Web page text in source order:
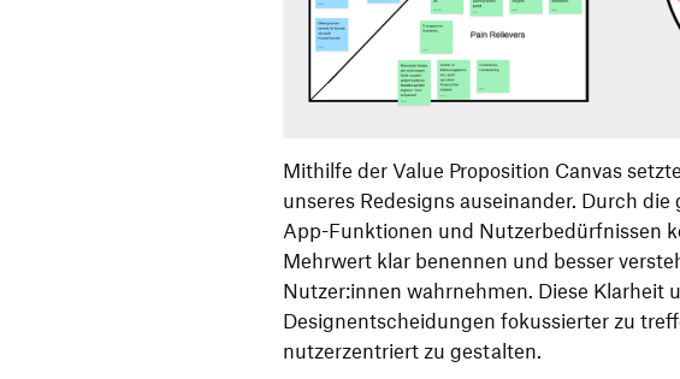
Mithilfe der Value Proposition Canvas
unseres Redesigns auseinander. Durch
App-Funktionen und Nutzerbedürfnissen
Mehrwert klar benennen und besser
Nutzer:innen wahrnehmen. Diese Klarheit
Designentscheidungen fokussierter zu
nutzerzentriert zu gestalten.